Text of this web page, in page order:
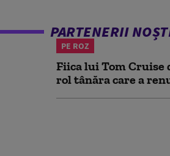
PARTENERII
PE ROZ
Fiica lui Tom Cruise
rol tânăra care a